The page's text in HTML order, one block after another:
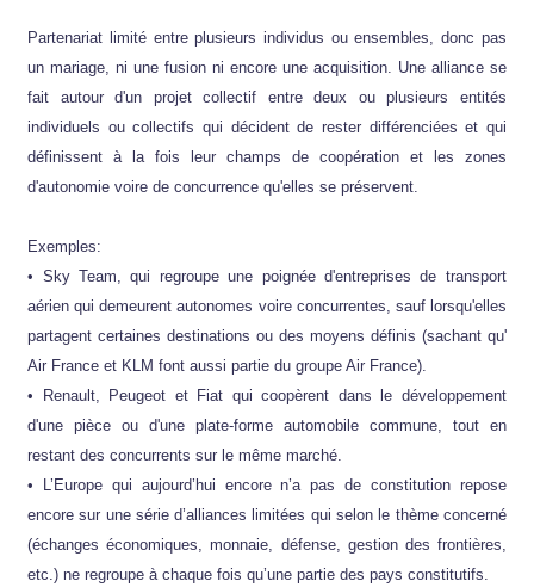
Partenariat limité entre plusieurs individus ou ensembles, donc pas
un mariage, ni une fusion ni encore une acquisition. Une alliance se
fait autour d'un projet collectif entre deux ou plusieurs entités
individuels ou collectifs qui décident de rester différenciées et qui
définissent à la fois leur champs de coopération et les zones
d'autonomie voire de concurrence qu'elles se préservent.
Exemples:
• Sky Team, qui regroupe une poignée d'entreprises de transport
aérien qui demeurent autonomes voire concurrentes, sauf lorsqu'elles
partagent certaines destinations ou des moyens définis (sachant qu'
Air France et KLM font aussi partie du groupe Air France).
• Renault, Peugeot et Fiat qui coopèrent dans le développement
d'une pièce ou d'une plate-forme automobile commune, tout en
restant des concurrents sur le même marché.
• L’Europe qui aujourd’hui encore n’a pas de constitution repose
encore sur une série d’alliances limitées qui selon le thème concerné
(échanges économiques, monnaie, défense, gestion des frontières,
etc.) ne regroupe à chaque fois qu’une partie des pays constitutifs.